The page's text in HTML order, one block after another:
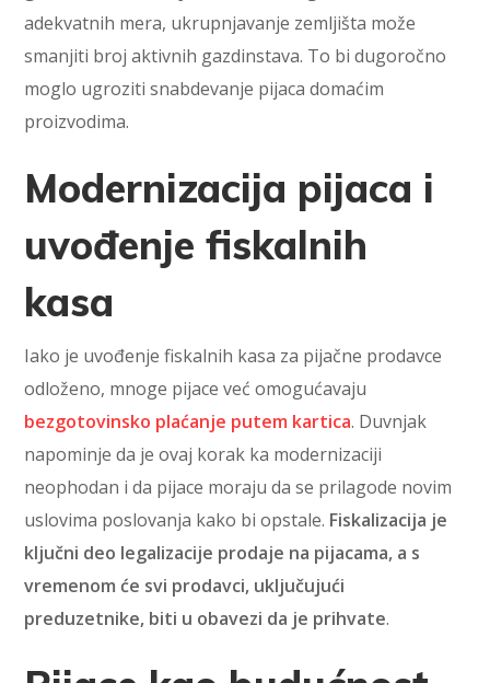
adekvatnih mera, ukrupnjavanje zemljišta može
smanjiti broj aktivnih gazdinstava. To bi dugoročno
moglo ugroziti snabdevanje pijaca domaćim
proizvodima.
Modernizacija pijaca i
uvođenje fiskalnih
kasa
Iako je uvođenje fiskalnih kasa za pijačne prodavce
odloženo, mnoge pijace već omogućavaju
bezgotovinsko plaćanje putem kartica. Duvnjak
napominje da je ovaj korak ka modernizaciji
neophodan i da pijace moraju da se prilagode novim
uslovima poslovanja kako bi opstale. Fiskalizacija je
ključni deo legalizacije prodaje na pijacama, a s
vremenom će svi prodavci, uključujući
preduzetnike, biti u obavezi da je prihvate.